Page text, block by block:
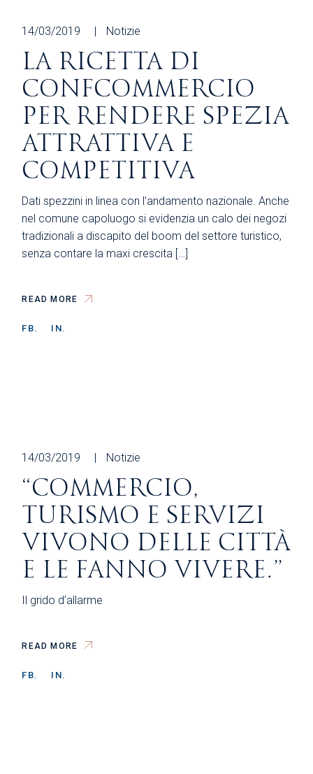
14/03/2019 Notizie
LA RICETTA DI
CONFCOMMERCIO
PER RENDERE SPEZIA
ATTRATTIVA E
COMPETITIVA
Dati spezzini in linea con l’andamento nazionale. Anche
nel comune capoluogo si evidenzia un calo dei negozi
tradizionali a discapito del boom del settore turistico,
senza contare la maxi crescita […]
READ MORE
FB. IN.
14/03/2019 Notizie
“COMMERCIO,
TURISMO E SERVIZI
VIVONO DELLE CITTÀ
E LE FANNO VIVERE.”
Il grido d’allarme
READ MORE
FB. IN.